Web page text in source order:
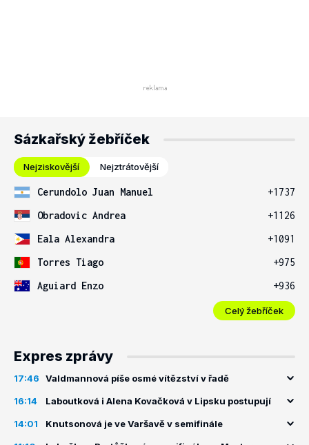
Sázkařský žebříček
Nejziskovější Nejztrátovější
Cerundolo Juan Manuel
+1737
Obradovic Andrea
+1126
Eala Alexandra
+1091
Torres Tiago
+975
Aguiard Enzo
+936
Celý žebříček
Expres zprávy
17:46 Valdmannová píše osmé vítězství v řadě
16:14 Laboutková i Alena Kovačková v Lipsku postupují
14:01 Knutsonová je ve Varšavě v semifinále